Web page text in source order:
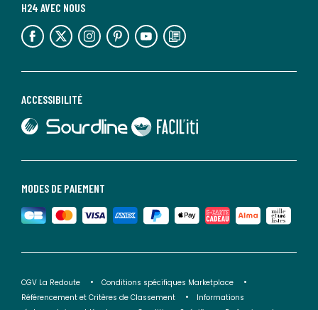
MODES DE PAIEMENT
ACCESSIBILITÉ
lien vers Sourdline
lien vers Faciliti
H24 AVEC NOUS
lien vers l'espace réseaux sociaux lien vers l'espace réseaux sociaux lien vers l'espace réseaux sociaux lien vers l'espace réseaux sociaux lien vers l'espace réseaux sociaux lien vers le blog la redoute
CGV La Redoute
Conditions spécifiques Marketplace
Référencement et Critères de Classement
Informations